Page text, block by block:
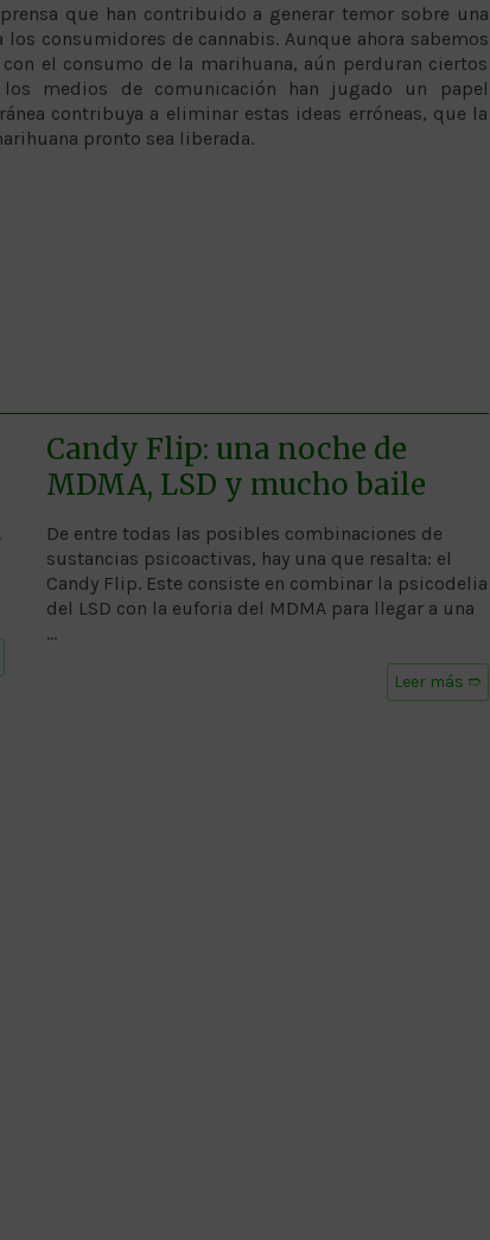
que han contribuido a generar temor sobre una
consumidores de cannabis. Aunque ahora sabemos
el consumo de la marihuana, aún perduran ciertos
medios de comunicación han jugado un papel
contribuya a eliminar estas ideas erróneas, que la
pronto sea liberada.
Candy Flip: una noche de
MDMA, LSD y mucho baile
De entre todas las posibles combinaciones de
sustancias psicoactivas, hay una que resalta: el
Candy Flip. Este consiste en combinar la psicodelia
del LSD con la euforia del MDMA para llegar a una
…
Leer más ➱